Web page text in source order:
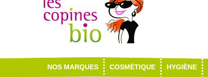
NOS MARQUES COSMÉTIQUE HYGIÈNE